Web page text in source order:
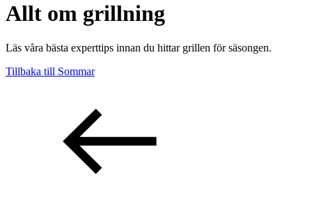
Evenemang
Inspiration
Allt om grillning
Läs våra bästa experttips innan du hittar grillen för säsongen.
Tillbaka till Sommar